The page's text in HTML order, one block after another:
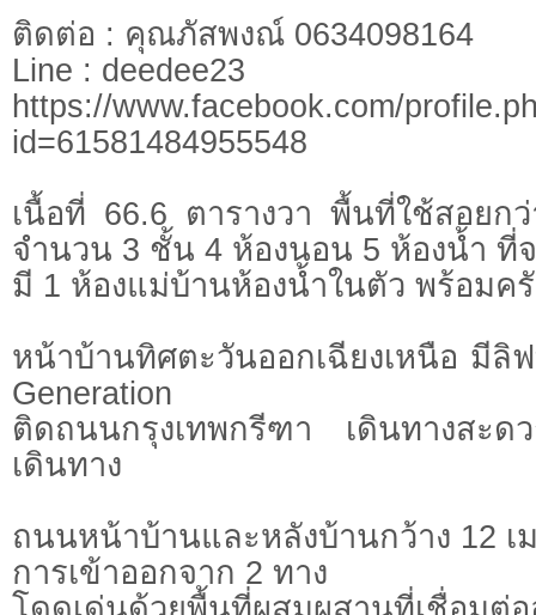
ติดต่อ : คุณภัสพงณ์ 0634098164
Line : deedee23
https://www.facebook.com/
id=61581484955548
เนื้อที่ 66.6 ตารางวา พื้นที่ใช้สอยก
จำนวน 3 ชั้น 4 ห้องนอน 5 ห้องน้ำ ที่
มี 1 ห้องแม่บ้านห้องน้ำในตัว พร้อมค
หน้าบ้านทิศตะวันออกเฉียงเหนือ มีลิ
Generation
ติดถนนกรุงเทพกรีฑา เดินทางสะด
เดินทาง
ถนนหน้าบ้านและหลังบ้านกว้าง 12 เ
การเข้าออกจาก 2 ทาง